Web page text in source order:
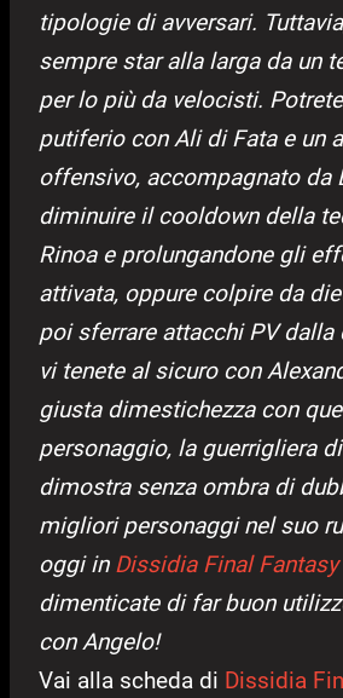
tipologie di avversari.
sempre star alla larga da un
per lo più da velocisti.
putiferio con Ali di Fata e un
offensivo, accompagnato da
diminuire il cooldown della
Rinoa e prolungandone gli
attivata, oppure colpire da
poi sferrare attacchi PV dalla
vi tenete al sicuro con
giusta dimestichezza con
personaggio, la guerrigliera
dimostra senza ombra di
migliori personaggi nel suo
oggi in Dissidia Final Fantasy
dimenticate di far buon
con Angelo!
Vai alla scheda di Dissidia